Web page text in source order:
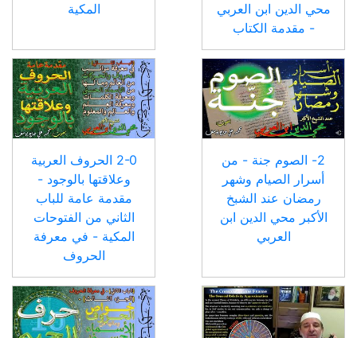
محي الدين ابن العربي
- مقدمة الكتاب
المكية
2- الصوم جنة - من
أسرار الصيام وشهر
رمضان عند الشبخ
الأكبر محي الدين ابن
العربي
2-0 الحروف العربية
وعلاقتها بالوجود -
مقدمة عامة للباب
الثاني من الفتوحات
المكية - في معرفة
الحروف